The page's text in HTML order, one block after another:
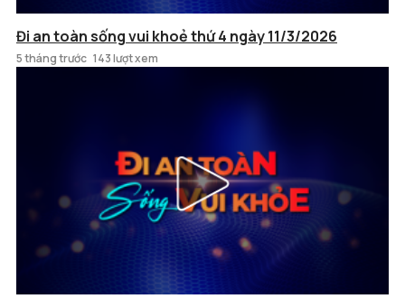
Đi an toàn sống vui khoẻ thứ 4 ngày 11/3/2026
5 tháng trước 143 lượt xem